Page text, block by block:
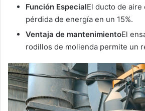
Función EspecialEl ducto de
pérdida de energía en un 15%.
Ventaja de mantenimientoEl
rodillos de molienda permite un